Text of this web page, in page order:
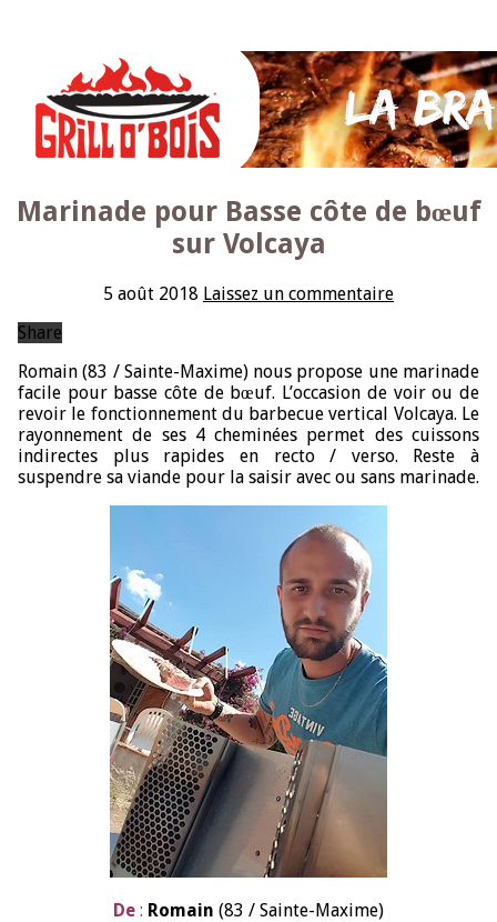
Marinade pour Basse côte de bœuf
sur Volcaya
5 août 2018 Laissez un commentaire
Share
Romain (83 / Sainte-Maxime) nous propose une marinade
facile pour basse côte de bœuf. L’occasion de voir ou de
revoir le fonctionnement du barbecue vertical Volcaya. Le
rayonnement de ses 4 cheminées permet des cuissons
indirectes plus rapides en recto / verso. Reste à
suspendre sa viande pour la saisir avec ou sans marinade.
De : Romain (83 / Sainte-Maxime)